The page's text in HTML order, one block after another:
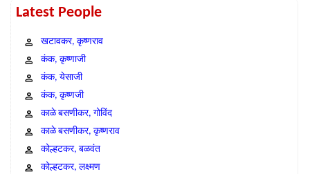
Latest People
खटावकर, कृष्णराव
कंक, कृष्णाजी
कंक, येसाजी
कंक, कृष्णजी
काळे बसणीकर, गोविंद
काळे बसणीकर, कृष्णराव
कोल्हटकर, बळवंत
कोल्हटकर, लक्ष्मण